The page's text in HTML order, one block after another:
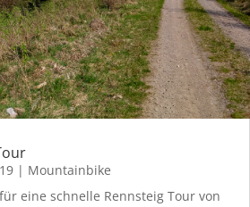
| Mountainbike
eine schnelle Rennsteig Tour von